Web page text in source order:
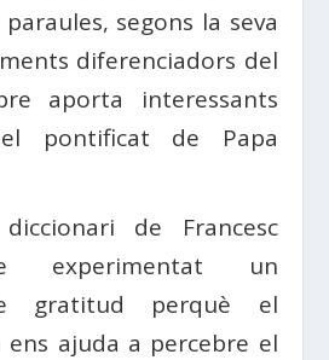
segons la seva
diferenciadors del
aporta interessants
pontificat de Papa
de Francesc
experimentat un
gratitud perquè el
ajuda a percebre el